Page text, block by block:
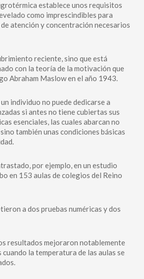
establece unos requisitos
como imprescindibles para
atención y concentración necesarios
reciente, sino que está
con la teoría de la motivación que
Abraham Maslow en el año 1943.
individuo no puede dedicarse a
si antes no tiene cubiertas sus
esenciales, las cuales abarcan no
también unas condiciones básicas
por ejemplo, en un estudio
en 153 aulas de colegios del Reino
a dos pruebas numéricas y dos
resultados mejoraron notablemente
la temperatura de las aulas se